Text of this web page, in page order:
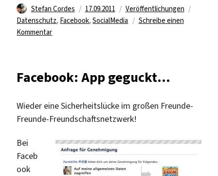
Autor
Stefan Cordes
Veröffentlicht
am
17.09.2011 Kategorien
Veröffentlichungen
Datenschutz, Facebook,SocialMedia
Schreibe einen
Kommentarzu
Mitglied
sozialen
Netzwerken
Facebook: App geguckt…
Wieder eine Sicherheitslücke im großen Freunde-
Freunde-Freundschaftsnetzwerk!
Bei
Faceb
ook